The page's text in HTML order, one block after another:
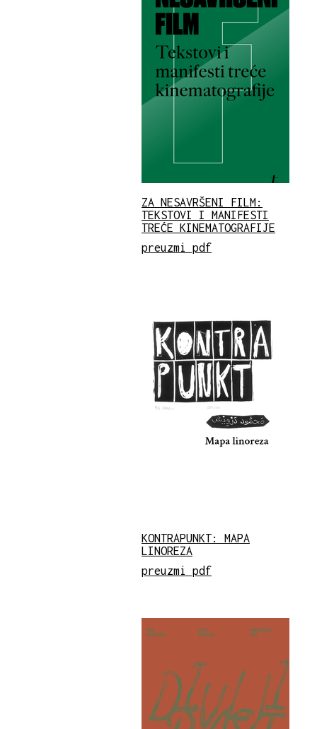
ZA NESAVRŠENI FILM:
TEKSTOVI I MANIFESTI
TREĆE KINEMATOGRAFIJE
preuzmi pdf
KONTRAPUNKT: MAPA
LINOREZA
preuzmi pdf